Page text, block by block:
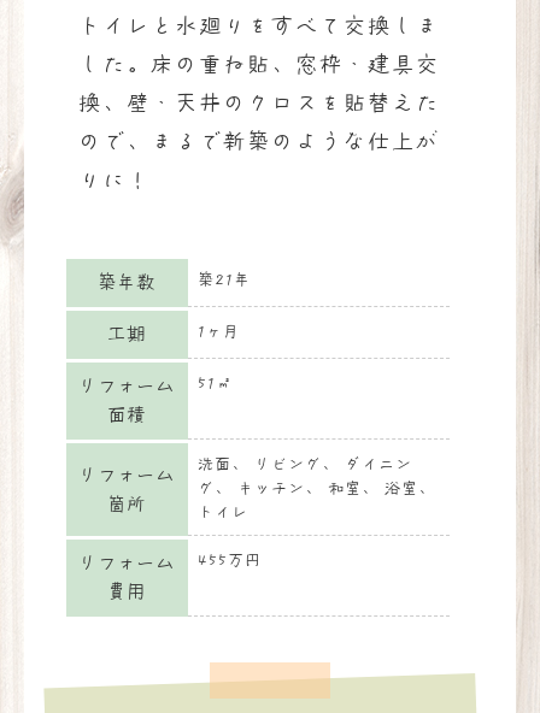
トイレと水廻りをすべて交換しま
した。床の重ね貼、窓枠・建具交
換、壁・天井のクロスを貼替えた
ので、まるで新築のような仕上が
りに！
築年数 築21年
工期 1ヶ月
リフォーム
面積
51㎡
リフォーム
箇所
洗面 リビング
ダイニン
グ
キッチン 和室
浴室
トイレ
リフォーム
費用
455万円